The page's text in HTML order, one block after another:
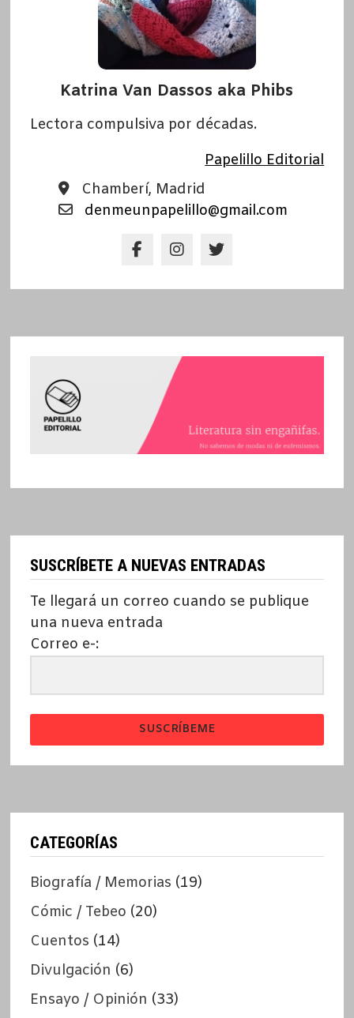
Katrina Van Dassos aka Phibs
Lectora compulsiva por décadas.
Papelillo Editorial
Chamberí, Madrid
denmeunpapelillo@gmail.com
SUSCRÍBETE A NUEVAS ENTRADAS
Te llegará un correo cuando se publique
una nueva entrada
Correo e-:
SUSCRÍBEME
CATEGORÍAS
Biografía / Memorias (19)
Cómic / Tebeo (20)
Cuentos (14)
Divulgación (6)
Ensayo / Opinión (33)